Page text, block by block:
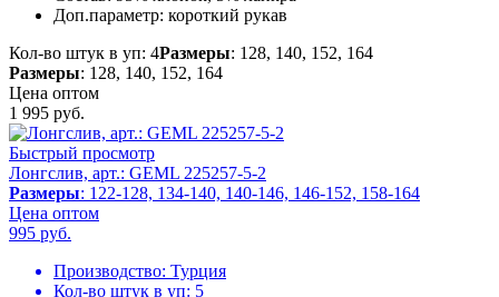
Доп.параметр: короткий рукав
Кол-во штук в уп: 4Размеры: 128, 140, 152, 164
Размеры: 128, 140, 152, 164
Цена оптом
1 995 руб.
Быстрый просмотр
Лонгслив, арт.: GEML 225257-5-2
Размеры: 122-128, 134-140, 140-146, 146-152, 158-164
Цена оптом
995 руб.
Производство: Турция
Кол-во штук в уп: 5